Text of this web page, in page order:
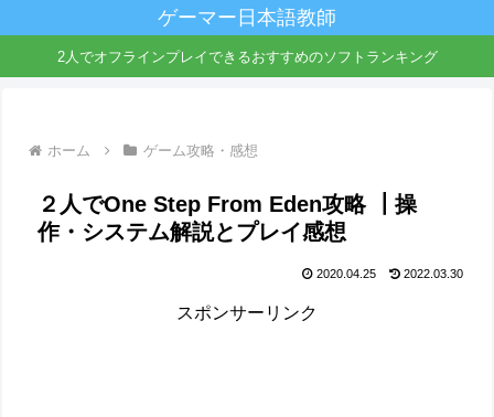
ゲーマー日本語教師
2人でオフラインプレイできるおすすめのソフトランキング
ホーム ゲーム攻略・感想
２人でOne Step From Eden攻略 ┃操
作・システム解説とプレイ感想
2020.04.25 2022.03.30
スポンサーリンク